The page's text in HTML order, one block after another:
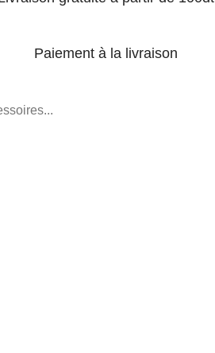
Paiement à la livraison